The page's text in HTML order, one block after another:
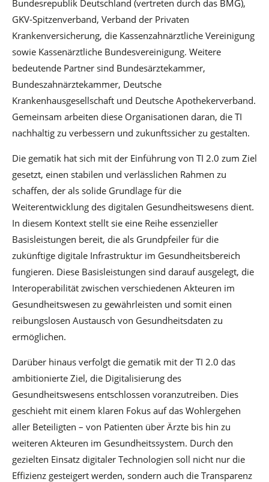
Bundesrepublik Deutschland (vertreten durch das BMG),
GKV-Spitzenverband, Verband der Privaten
Krankenversicherung, die Kassenzahnärztliche Vereinigung
sowie Kassenärztliche Bundesvereinigung. Weitere
bedeutende Partner sind Bundesärztekammer,
Bundeszahnärztekammer, Deutsche
Krankenhausgesellschaft und Deutsche Apothekerverband.
Gemeinsam arbeiten diese Organisationen daran, die TI
nachhaltig zu verbessern und zukunftssicher zu gestalten.
Die gematik hat sich mit der Einführung von TI 2.0 zum Ziel
gesetzt, einen stabilen und verlässlichen Rahmen zu
schaffen, der als solide Grundlage für die
Weiterentwicklung des digitalen Gesundheitswesens dient.
In diesem Kontext stellt sie eine Reihe essenzieller
Basisleistungen bereit, die als Grundpfeiler für die
zukünftige digitale Infrastruktur im Gesundheitsbereich
fungieren. Diese Basisleistungen sind darauf ausgelegt, die
Interoperabilität zwischen verschiedenen Akteuren im
Gesundheitswesen zu gewährleisten und somit einen
reibungslosen Austausch von Gesundheitsdaten zu
ermöglichen.
Darüber hinaus verfolgt die gematik mit der TI 2.0 das
ambitionierte Ziel, die Digitalisierung des
Gesundheitswesens entschlossen voranzutreiben. Dies
geschieht mit einem klaren Fokus auf das Wohlergehen
aller Beteiligten – von Patienten über Ärzte bis hin zu
weiteren Akteuren im Gesundheitssystem. Durch den
gezielten Einsatz digitaler Technologien soll nicht nur die
Effizienz gesteigert werden, sondern auch die Transparenz